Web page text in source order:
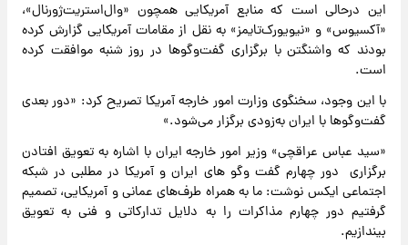
این درحالی است که منابع آمریکایی همچون «وال‌استریت‌ژورنال»،
«آکسیوس» و «نیویورک‌تایمز» به نقل از مقامات آمریکایی گزارش کرده
بودند که واشنگتن با برگزاری گفت‌وگوها در روز شنبه موافقت کرده
است.
با این وجود، سخنگوی وزارت امور خارجه آمریکا تصریح کرد: «دور بعدی
گفت‌وگوها با ایران به‌زودی برگزار می‌شود.»
«سید عباس عراقچی» وزیر امور خارجه ایران با اشاره به تعویق افتادن
برگزاری دور چهارم گفت وگو های ایران و آمریکا در مطلبی در شبکه
اجتماعی ایکس نوشت: ما به همراه طرف‌های عمانی و آمریکایی، تصمیم
گرفتیم دور چهارم مذاکرات را به دلایل تدارکاتی و فنی به تعویق
بیندازیم.